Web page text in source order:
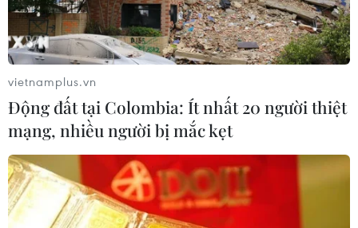
chỉ định ông In Myung-jin, một nhân vật theo đường lối
cải cách, làm nhà lãnh đạo lâm thời của đảng này vụ
bê bối liên quan đến bà Park Geun-hye.
vietnamplus.vn
Động đất tại Colombia: Ít nhất 20 người thiệt
mạng, nhiều người bị mắc kẹt